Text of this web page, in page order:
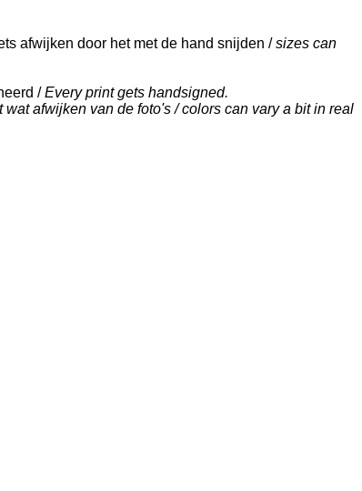
afwijken door het met de hand snijden /sizes can
/Every print gets handsigned.
afwijken van de foto's / colors can vary a bit in real